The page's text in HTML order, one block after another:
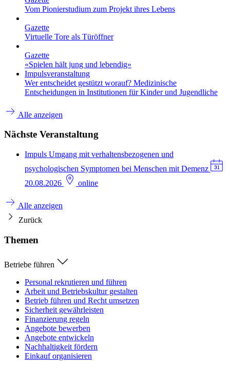
Vom Pionierstudium zum Projekt ihres Lebens
Gazette
Virtuelle Tore als Türöffner
Gazette
«Spielen hält jung und lebendig»
Impulsveranstaltung
Wer entscheidet gestützt worauf? Medizinische
Entscheidungen in Institutionen für Kinder und Jugendliche
Alle anzeigen
Nächste Veranstaltung
Impuls Umgang mit verhaltensbezogenen und
psychologischen Symptomen bei Menschen mit Demenz
20.08.2026
online
Alle anzeigen
Zurück
Themen
Betriebe führen
Personal rekrutieren und führen
Arbeit und Betriebskultur gestalten
Betrieb führen und Recht umsetzen
Sicherheit gewährleisten
Finanzierung regeln
Angebote bewerben
Angebote entwickeln
Nachhaltigkeit fördern
Einkauf organisieren